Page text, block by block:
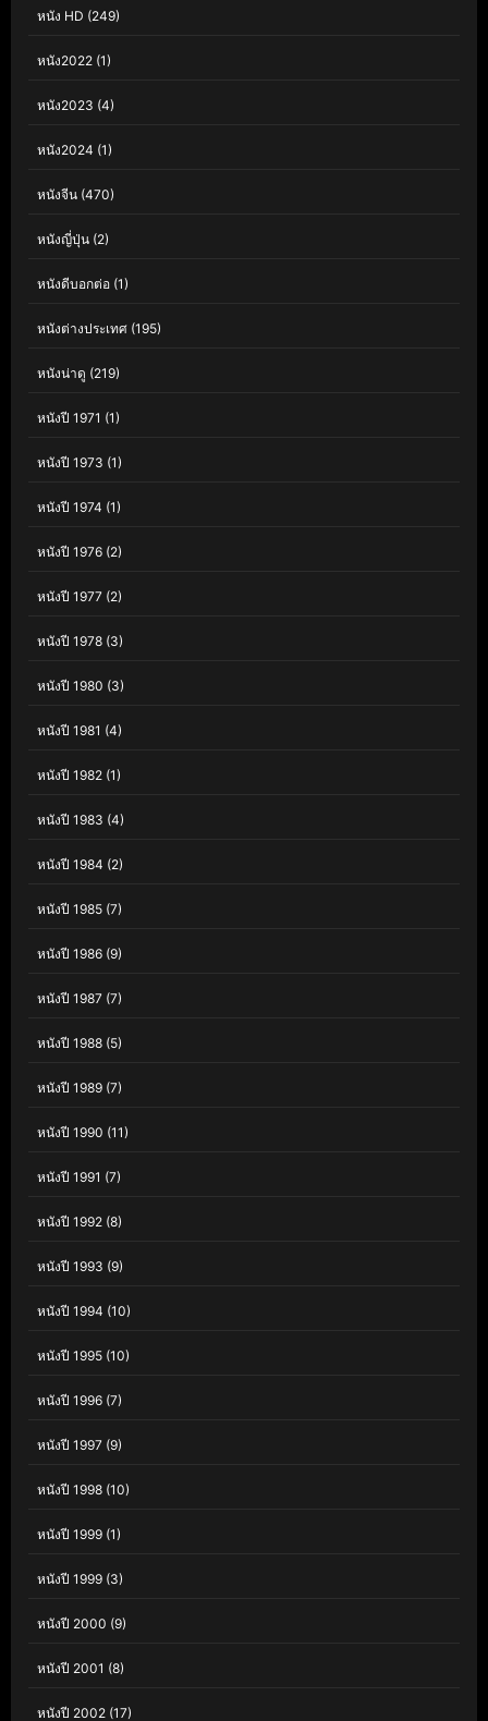
หนัง HD (249)
หนัง2022 (1)
หนัง2023 (4)
หนัง2024 (1)
หนังจีน (470)
หนังญี่ปุ่น (2)
หนังดีบอกต่อ (1)
หนังต่างประเทศ (195)
หนังน่าดู (219)
หนังปี 1971 (1)
หนังปี 1973 (1)
หนังปี 1974 (1)
หนังปี 1976 (2)
หนังปี 1977 (2)
หนังปี 1978 (3)
หนังปี 1980 (3)
หนังปี 1981 (4)
หนังปี 1982 (1)
หนังปี 1983 (4)
หนังปี 1984 (2)
หนังปี 1985 (7)
หนังปี 1986 (9)
หนังปี 1987 (7)
หนังปี 1988 (5)
หนังปี 1989 (7)
หนังปี 1990 (11)
หนังปี 1991 (7)
หนังปี 1992 (8)
หนังปี 1993 (9)
หนังปี 1994 (10)
หนังปี 1995 (10)
หนังปี 1996 (7)
หนังปี 1997 (9)
หนังปี 1998 (10)
หนังปี 1999 (1)
หนังปี 1999 (3)
หนังปี 2000 (9)
หนังปี 2001 (8)
หนังปี 2002 (17)